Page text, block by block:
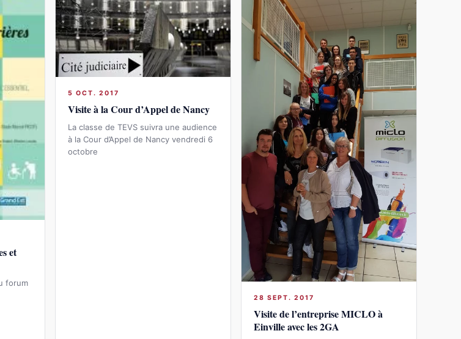
et
forum
5 OCT. 2017
Visite à la Cour d’Appel de Nancy
La classe de TEVS suivra une audience
à la Cour d’Appel de Nancy vendredi 6
octobre
28 SEPT. 2017
Visite de l’entreprise MICLO à
Einville avec les 2GA